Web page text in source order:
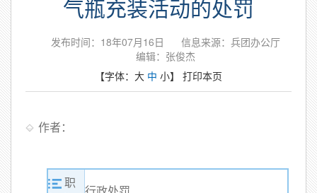
气瓶充装活动的处罚
发布时间：18年07月16日
信息来源：兵团办公厅
编辑：张俊杰
【字体： 大 中 小】 打印本页
作者：
职